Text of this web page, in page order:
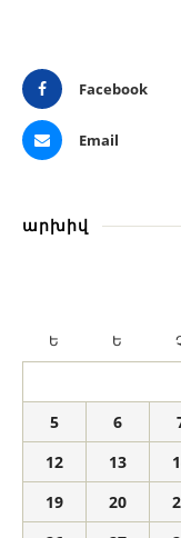
Facebook
Email
արխիվ
Ե Ե
5
6
12
13
19
20